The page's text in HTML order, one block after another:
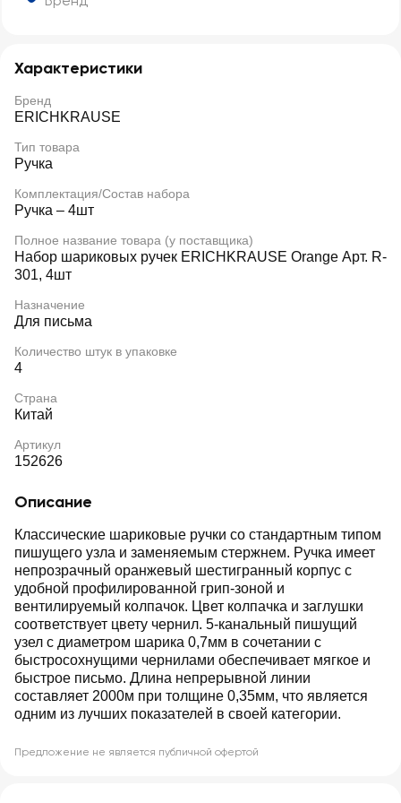
Характеристики
Бренд
ERICHKRAUSE
Тип товара
Ручка
Комплектация/Состав набора
Ручка – 4шт
Полное название товара (у поставщика)
Набор шариковых ручек ERICHKRAUSE Orange Арт. R-
301, 4шт
Назначение
Для письма
Количество штук в упаковке
4
Страна
Китай
Артикул
152626
Описание
Классические шариковые ручки со стандартным типом
пишущего узла и заменяемым стержнем. Ручка имеет
непрозрачный оранжевый шестигранный корпус с
удобной профилированной грип-зоной и
вентилируемый колпачок. Цвет колпачка и заглушки
соответствует цвету чернил. 5-канальный пишущий
узел с диаметром шарика 0,7мм в сочетании с
быстросохнущими чернилами обеспечивает мягкое и
быстрое письмо. Длина непрерывной линии
составляет 2000м при толщине 0,35мм, что является
одним из лучших показателей в своей категории.
Предложение не является публичной офертой